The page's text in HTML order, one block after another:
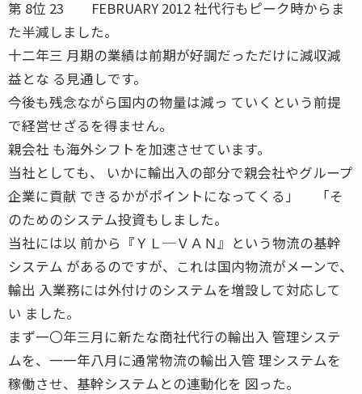
第 8位 23 FEBRUARY 2012 社代行もピーク時からま
た半減しました。
十二年三 月期の業績は前期が好調だっただけに減収減
益とな る見通しです。
今後も残念ながら国内の物量は減っ ていくという前提
で経営せざるを得ません。
親会社 も海外シフトを加速させています。
当社としても、 いかに輸出入の部分で親会社やグループ
企業に貢献 できるかがポイントになってくる」 「そ
のためのシステム投資もしました。
当社には以 前から『ＹＬ─ＶＡＮ』という物流の基幹
システム があるのですが、これは国内物流がメーンで、
輸出 入業務には外付けのシステムを増設して対応して
い ました。
まず一〇年三月に新たな商社代行の輸出入 管理システ
ムを、一一年八月に通常物流の輸出入管 理システムを
稼働させ、基幹システムとの連動化を 図った。